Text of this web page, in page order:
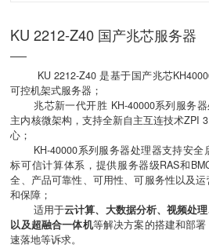
KU 2212-Z40 国产兆芯服务器
KU 2212-Z40 是基于国产兆芯
可控机架式服务器；
兆芯新一代开胜 KH-40000系列服务
主内核微架构，支持全新自主互连技术ZPI
心；
KH-40000系列服务器处理器支持安
标可信计算体系，提供服务器级RAS和
全、产品可靠性、可用性、可服务性以及
和保障；
适用于云计算、大数据分析、视频处
以及超融合一体机等解决方案的搭建和部
速落地等诉求。